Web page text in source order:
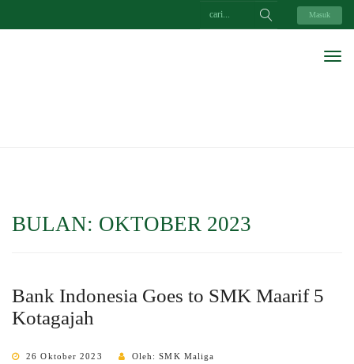
Masuk
BULAN: OKTOBER 2023
Bank Indonesia Goes to SMK Maarif 5
Kotagajah
26 Oktober 2023 Oleh: SMK Maliga